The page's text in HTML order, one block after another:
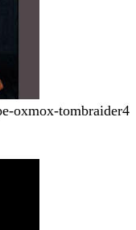
oxmox-tombraider4